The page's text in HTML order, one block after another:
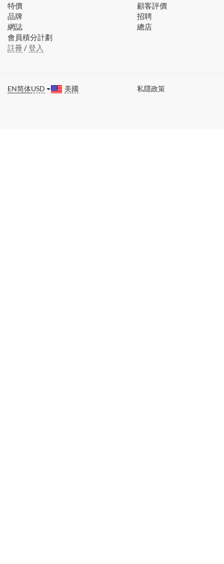
特價
品牌
網誌
會員積分計劃
註冊/登入
顧客評價
招聘
總店
EN简体USD 美國 私隱政策